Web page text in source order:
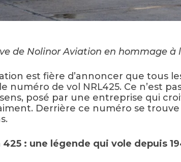
de Nolinor Aviation en hommage à
est fière d’annoncer que tous
numéro de vol NRL425. Ce n’est
posé par une entreprise qui
Derrière ce numéro se
425 : une légende qui vole depuis